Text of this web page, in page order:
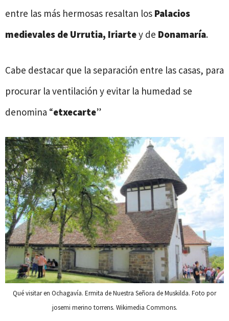
entre las más hermosas resaltan los Palacios
medievales de Urrutia, Iriartey de Donamaría.
Cabe destacar que la separación entre las casas, para
procurar la ventilación y evitar la humedad se
denomina “etxecarte”
Qué visitar en Ochagavía. Ermita de Nuestra Señora de Muskilda. Foto por
josemi merino torrens. Wikimedia Commons.